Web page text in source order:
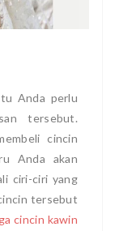
Anda perlu
tersebut.
cincin
Anda akan
ciri-ciri yang
tersebut
cincin kawin